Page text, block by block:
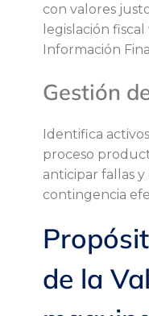
B
e
n
e
con valores
legislación
Información
Gestión
Identifica
proceso
anticipar fallas
contingencia
de la